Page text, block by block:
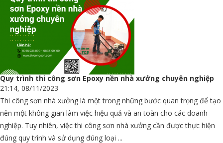
Quy trình thi công sơn Epoxy nền nhà xưởng chuyên nghiệp
21:14, 08/11/2023
Thi công sơn nhà xưởng là một trong những bước quan trọng để tạo
nên một không gian làm việc hiệu quả và an toàn cho các doanh
nghiệp. Tuy nhiên, việc thi công sơn nhà xưởng cần được thực hiện
đúng quy trình và sử dụng đúng loại ...